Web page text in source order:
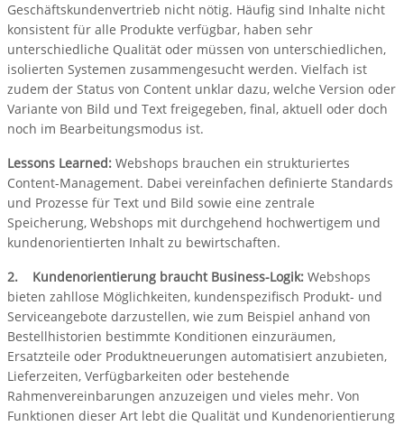
Geschäftskundenvertrieb nicht nötig. Häufig sind Inhalte nicht
konsistent für alle Produkte verfügbar, haben sehr
unterschiedliche Qualität oder müssen von unterschiedlichen,
isolierten Systemen zusammengesucht werden. Vielfach ist
zudem der Status von Content unklar dazu, welche Version oder
Variante von Bild und Text freigegeben, final, aktuell oder doch
noch im Bearbeitungsmodus ist.
Lessons Learned: Webshops brauchen ein strukturiertes
Content-Management. Dabei vereinfachen definierte Standards
und Prozesse für Text und Bild sowie eine zentrale
Speicherung, Webshops mit durchgehend hochwertigem und
kundenorientierten Inhalt zu bewirtschaften.
2. Kundenorientierung braucht Business-Logik: Webshops
bieten zahllose Möglichkeiten, kundenspezifisch Produkt- und
Serviceangebote darzustellen, wie zum Beispiel anhand von
Bestellhistorien bestimmte Konditionen einzuräumen,
Ersatzteile oder Produktneuerungen automatisiert anzubieten,
Lieferzeiten, Verfügbarkeiten oder bestehende
Rahmenvereinbarungen anzuzeigen und vieles mehr. Von
Funktionen dieser Art lebt die Qualität und Kundenorientierung